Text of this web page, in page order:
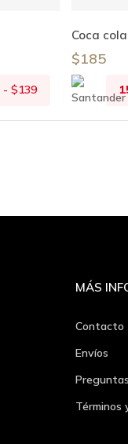
-$139
Coca
$185
MÁS
Contacto
Envíos
Términos